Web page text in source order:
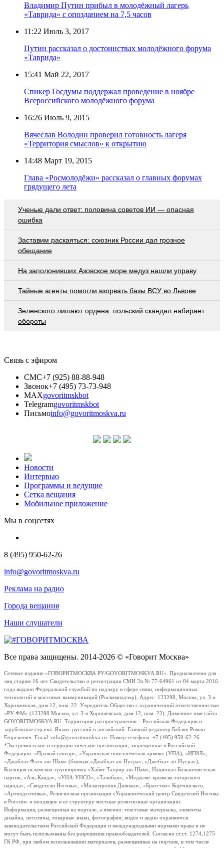
Владимир Путин прибыл в молодёжный лагерь
«Таврида» с опозданием на 7,5 часов
11:22 Июль 3, 2017
Путин рассказал о достоинствах молодёжного форума
«Таврида»
15:41 Май 22, 2017
Спикер Госдумы поддержал проведение в ноябре
Всероссийского молодёжного форума
16:26 Июль 9, 2015
Вячеслав Володин проверил готовность лагеря
«Территория смыслов» к открытию
14:48 Март 19, 2015
Глава «Росмолодёжи» рассказал о главных форумах
грядущего лета
Ученые дали ответ: половина советов ИИ — опасная
ошибка
Заставим раскаяться: союзник России дал грозное
обещание
На заполонивших Азовское море медуз нашли управу
Тайные агенты помогли взорвать базы ВСУ во Львове
Зеленского лишают ордена: польский скандал набирает
обороты
Связь с эфиром
СМС+7 (925) 88-88-948
Звонок+7 (495) 73-73-948
MAXgovoritmskbot
Telegramgovoritmskbot
Письмоinfo@govoritmoskva.ru
Новости
Интервью
Программы и ведущие
Сетка вещания
Мобильное приложение
Мы в соцсетях
8 (495) 950-62-26
info@govoritmoskva.ru
Реклама на радио
Города вещания
Наши слушатели
Все права защищены. 2014-2026 © «Говорит Москва»
Сетевое издание «ГОВОРИТМОСКВА.РУ/GOVORITMOSKVA.RU». Предназначено для
лиц старше 16 лет. Свидетельство о регистрации СМИ Эл № 77-64961 от 04 марта 2016
года выдано Федеральной службой по надзору в сфере связи, информационных
технологий и массовых коммуникаций (Роскомнадзор). Адрес: 123298, Москва, ул. 3-я
Хорошевская, дом 12, пом. 22. Учредитель Общество с ограниченной ответственностью
«РУ ФМ» (123298 Москва, ул. 3-я Хорошевская, дом 12, пом. 22). Доменное имя сайта
GOVORITMOSKVA.RU. Территория распространения – Российская Федерация и
зарубежные страны. Языки: русский и английский. Главный редактор Бабаян Роман
Георгиевич. Email: info@govoritmoskva.ru. Номер телефона: +7 (495) 950-62-26
*Экстремистские и террористические организации, запрещенные в Российской
Федерации: «Правый сектор», «Украинская повстанческая армия» (УПА), «ИГИЛ»,
«Джабхат Фатх аш-Шам» (бывшая «Джабхат ан-Нусра», «Джебхат ан-Нусра»),
Коалиция исламских группировок «Хайят Тахрир аш-Шам», Национал-Большевистская
партия, «Аль-Каида», «УНА-УНСО», «Талибан», «Меджлис крымско-татарского
народа», «Свидетели Иеговы», «Мизантропик Дивижн», «Братство» Корчинского,
«Артподготовка», Религиозная организация «Управленческий центр Свидетелей Иеговы
в России» и входящие в ее структуру местные религиозные организации.
Информация, размещенная на портале, а именно: текстовые материалы, элементы
дизайна, логотипы, товарные знаки, фотографии, видео и аудио охраняются
законодательством Российской Федерации и международными нормами права и не
могут быть использованы без разрешения правообладателей. Согласно ст.ст. 1274,1275
ГК РФ, при любом использовании материалов, размещенных на портале, в том числе